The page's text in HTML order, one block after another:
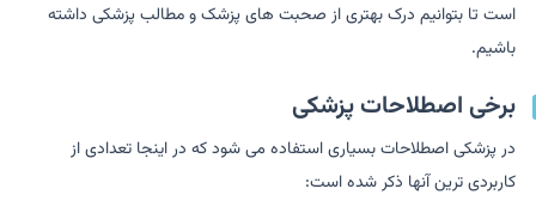
است تا بتوانیم درک بهتری از صحبت های پزشک و مطالب پزشکی داشته
باشیم.
برخی اصطلاحات پزشکی
در پزشکی اصطلاحات بسیاری استفاده می شود که در اینجا تعدادی از
کاربردی ترین آنها ذکر شده است: